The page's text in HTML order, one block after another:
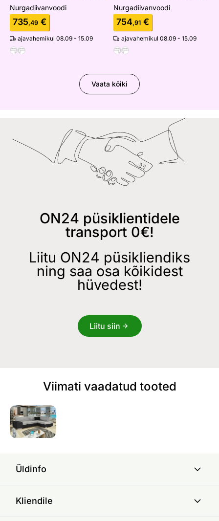
Nurgadiivanvoodi
735,49 €
ajavahemikul 08.09 - 15.09
Nurgadiivanvoodi
754,91 €
ajavahemikul 08.09 - 15.09
Vaata kõiki
ON24 püsiklientidele
transport 0€!
Liitu ON24 püsikliendiks
ning saa osa kõikidest
hüvedest!
Liitu siin
Viimati vaadatud tooted
Üldinfo
Kliendile